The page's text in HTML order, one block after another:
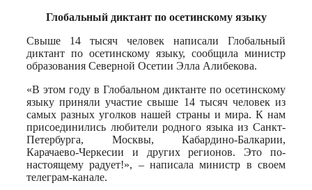
Глобальный диктант по осетинскому языку
Свыше 14 тысяч человек написали Глобальный
диктант по осетинскому языку, сообщила министр
образования Северной Осетии Элла Алибекова.
«В этом году в Глобальном диктанте по осетинскому
языку приняли участие свыше 14 тысяч человек из
самых разных уголков нашей страны и мира. К нам
присоединились любители родного языка из Санкт-
Петербурга, Москвы, Кабардино-Балкарии,
Карачаево-Черкесии и других регионов. Это по-
настоящему радует!», – написала министр в своем
телеграм-канале.